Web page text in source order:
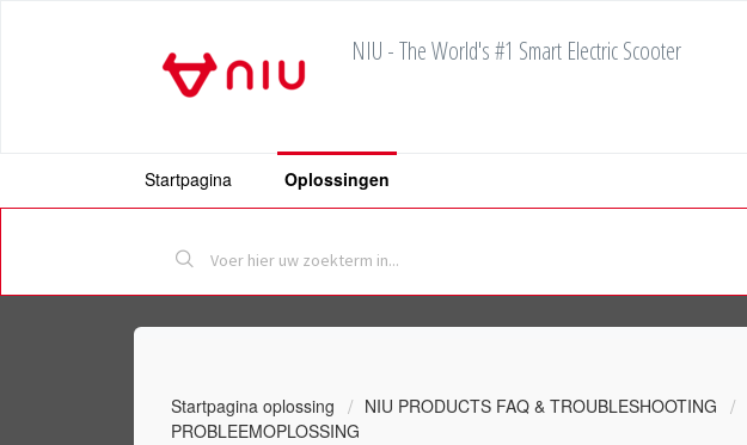
NIU - The World's #1 Smart Electric Scooter
Startpagina Oplossingen
Startpagina oplossing NIU PRODUCTS FAQ & TROUBLESHOOTING
PROBLEEMOPLOSSING